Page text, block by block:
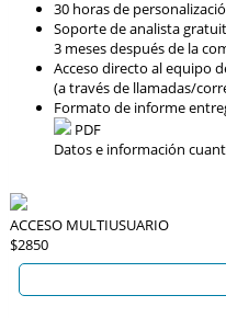
30 horas de
Soporte de analista
3 meses después de la
Acceso directo al equipo
(a través de llamadas/
Formato de informe
PDF
Datos e información
ACCESO MULTIUSUARIO
$2850